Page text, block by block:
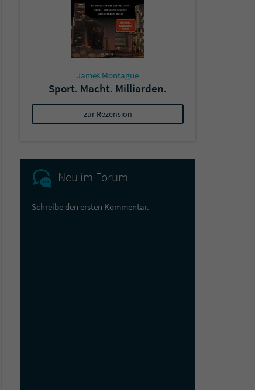
James Montague
Sport. Macht. Milliarden.
zur Rezension
Neu im Forum
Schreibe den ersten Kommentar.